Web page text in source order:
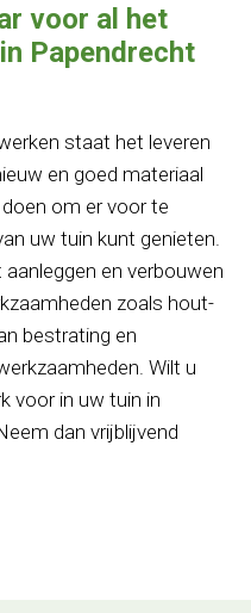
voor al het
Papendrecht
staat het leveren
en goed materiaal
om er voor te
uw tuin kunt genieten.
en verbouwen
zoals hout-
bestrating en
Wilt u
voor in uw tuin in
dan vrijblijvend